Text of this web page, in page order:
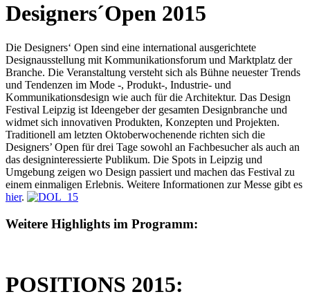
Designers´Open 2015
Die Designers‘ Open sind eine international ausgerichtete
Designausstellung mit Kommunikationsforum und Marktplatz der
Branche. Die Veranstaltung versteht sich als Bühne neuester Trends
und Tendenzen im Mode -, Produkt-, Industrie- und
Kommunikationsdesign wie auch für die Architektur. Das Design
Festival Leipzig ist Ideengeber der gesamten Designbranche und
widmet sich innovativen Produkten, Konzepten und Projekten.
Traditionell am letzten Oktoberwochenende richten sich die
Designers’ Open für drei Tage sowohl an Fachbesucher als auch an
das designinteressierte Publikum. Die Spots in Leipzig und
Umgebung zeigen wo Design passiert und machen das Festival zu
einem einmaligen Erlebnis. Weitere Informationen zur Messe gibt es
hier.
Weitere Highlights im Programm:
POSITIONS 2015: